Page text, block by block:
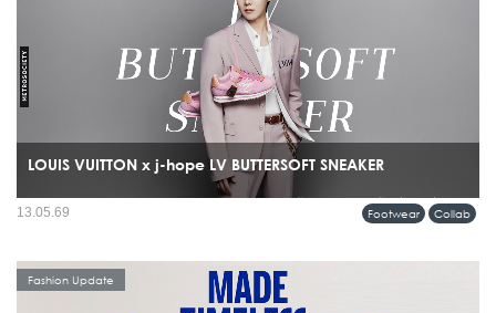
LOUIS VUITTON x j-hope LV BUTTERSOFT SNEAKER
รุ่นพิเศษร่วมกับ j-hope สมาชิกวง BTS โดยรองเท้าคู่นี้ไม่ได้ถูกสร้างขึ้นเพื่อแฟชั่น
Footwear Collab
13.05.69
Fashion Update